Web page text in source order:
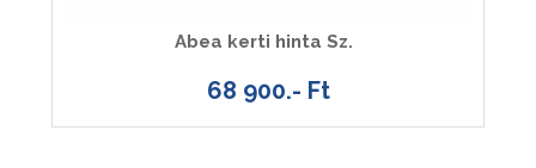
Abea kerti hinta Sz.
68 900.- Ft